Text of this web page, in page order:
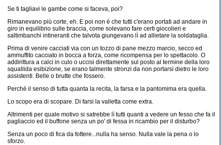
Se ti tagliavi le gambe come si faceva, poi?
Rimanevano più corte, eh. E poi non é che tutti c'erano portati ad andare in
giro in equilibrio sulle braccia, come solevano fare certi giocolieri e
saltimbanchi intineranti che talvota giungevano lì ad allietare la soldataglia.
Prima di venire cacciati via con un tozzo di pane mezzo marcio, secco ed
ammuffito cacciato in bocca a forza, come ricompensa per lo spettacolo. O
addirittura a calci in culo o uccisi direttamente sul posto al termine della loro
squallida esibizione, se erano talmente stronzi da non portarsi dietro le loro
assistenti. Belle o brutte che fossero.
Perché il senso di tutta quanta la recita, la farsa e la pantomima era quella.
Lo scopo era di scopare. Di farsi la valletta come extra.
Altrimenti per quale motivo si satrebbe lì tutti quanti a vedere un fesso che fa il
pagliaccio ed il buffone senza un po' di fessa in ricambio per il disturbo?
Senza un poco di fica da fottere...nulla ha senso. Nulla vale la pena o lo
sforzo.